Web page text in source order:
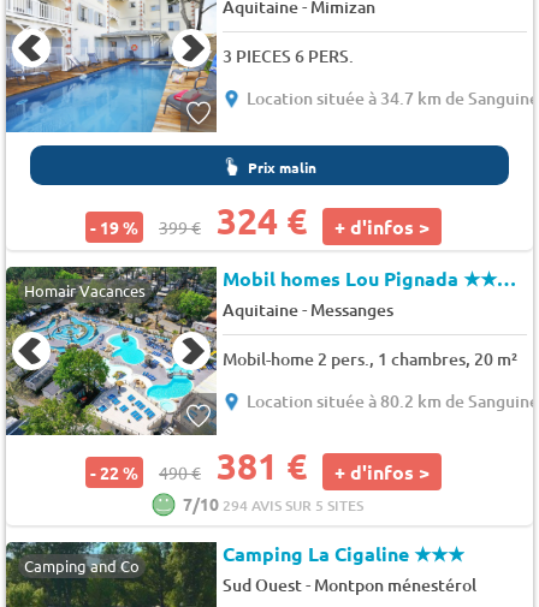
Aquitaine- Mimizan
3 PIECES 6 PERS.
Location située à 34.7 km de
Prix malin
- 19 % 399 € 324 € + d'infos >
Homair Vacances Mobil homes Lou Pignada★★★★★
Aquitaine- Messanges
Mobil-home 2 pers., 1 chambres, 20 m²
Location située à 80.2 km de
- 22 % 490 € 381 € + d'infos >
7/10 294 AVIS SUR 5 SITES
Camping and Co Camping La Cigaline★★★
Sud Ouest- Montpon ménestérol